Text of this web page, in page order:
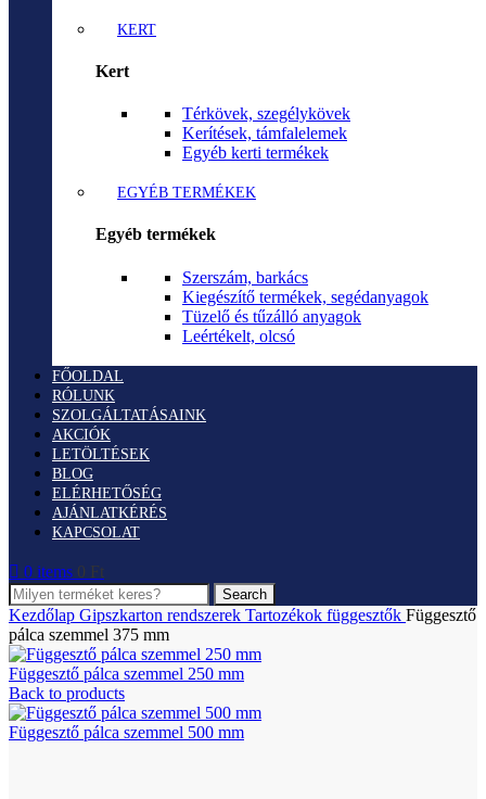
KERT
Kert
Térkövek, szegélykövek
Kerítések, támfalelemek
Egyéb kerti termékek
EGYÉB TERMÉKEK
Egyéb termékek
Szerszám, barkács
Kiegészítő termékek, segédanyagok
Tüzelő és tűzálló anyagok
Leértékelt, olcsó
FŐOLDAL
RÓLUNK
SZOLGÁLTATÁSAINK
AKCIÓK
LETÖLTÉSEK
BLOG
ELÉRHETŐSÉG
AJÁNLATKÉRÉS
KAPCSOLAT
0 items 0 Ft
Search
Kezdőlap Gipszkarton rendszerek Tartozékok függesztők Függesztő
pálca szemmel 375 mm
Függesztő pálca szemmel 250 mm
Back to products
Függesztő pálca szemmel 500 mm